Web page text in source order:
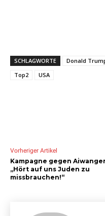
SCHLAGWORTE Donald
Top2
USA
Vorheriger Artikel
Kampagne gegen
„Hört auf uns Juden zu
missbrauchen!“